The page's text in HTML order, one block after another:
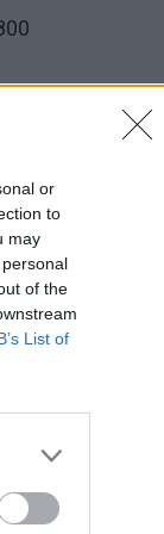
or
to
may
of the
List of